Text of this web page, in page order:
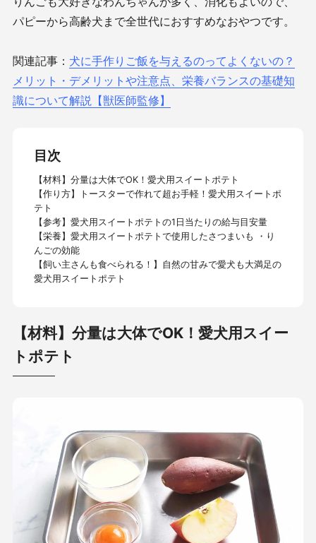
パピーから高齢犬まで全世代におすすめなおやつです。
関連記事： 犬に手作りご飯を与えるのってよくないの？
メリット・デメリットや注意点、栄養バランスの基礎知
識について解説【獣医師監修】
目次
【材料】分量は大体でOK！愛犬用スイートポテト
【作り方】トースターで作れて超お手軽！愛犬用スイートポ
テト
【参考】愛犬用スイートポテトの1日当たりの給与目安量
【栄養】愛犬用スイートポテトで使用したさつまいも ・り
んごの効能
【飼い主さんも食べられる！】自然の甘みで愛犬も大満足の
愛犬用スイートポテト
【材料】分量は大体でOK！愛犬用スイー
トポテト